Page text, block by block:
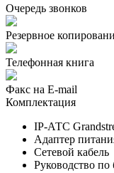
Очередь звонков
Резервное
Телефонная книга
Факс на E-mail
Комплектация
IP-АТС
Адаптер
Сетевой кабель
Руководство по